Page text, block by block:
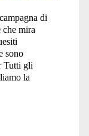
di
che mira
sono
Tutti gli
la